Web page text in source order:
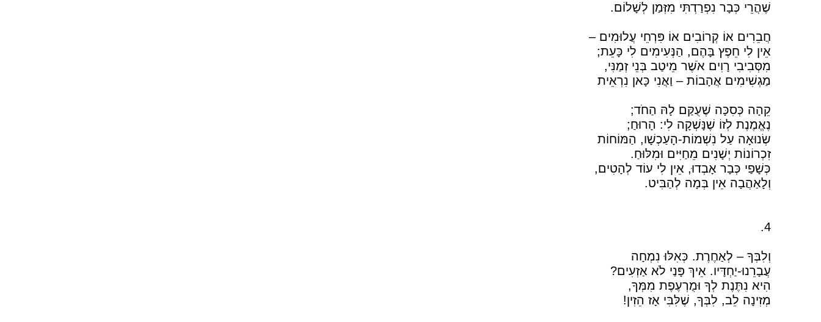
שֶׁהֲרֵי כְּבָר נִפְרַדְתִּי מִזְּמַן לְשָׁלוֹם.
חֲבֵרִים אוֹ קְרוֹבִים אוֹ פִּרְחֵי עֲלוּמִים –
אֵין לִי חֵפֶץ בָּהֶם, הַנְּעִימִים לִי כָּעֵת;
מִסְּבִיבִי רָוִים אֹשֶׁר מֵיטַב בְּנֵי זְמַנִּי,
מַגְשִׁימִים אֲהָבוֹת – וַאֲנִי כָּאן נִרְאֵית
קֵהָה כְּסִכָּה שֶׁעֻקַּם לָהּ הַחֹד;
נֶאֱמֶנֶת לְזוֹ שֶׁנָּשְׁקָה לִי: הָרוּחַ;
שְׂנוּאָה עַל נִשְׁמוֹת-הָעַכְשָׁו, הַמּוֹחוֹת
זִכְרוֹנוֹת יְשָׁנִים מֵחַיִּים וּמִלּוּחַ.
כְּשָׁפַי כְּבָר אָבְדוּ, אֵין לִי עוֹד לְהָטִים,
וְלָאַהֲבָה אֵין בְּמָה לְהַבִּיט.
4.
וְלִבְּךָ – לְאַחֶרֶת. כְּאִלּוּ נִמְחָה
עֲבָרֵנוּ-יַחְדָּיו. אֵיךְ פָּנַי לֹא אַזְעִים?
הִיא נִתֶּנֶת לְךָ וּמֻרְעֶפֶת מִמְּךָ,
מְזִינָה לֵב, לִבְּךָ, שֶׁלִּבִּי אָז הֵזִין!